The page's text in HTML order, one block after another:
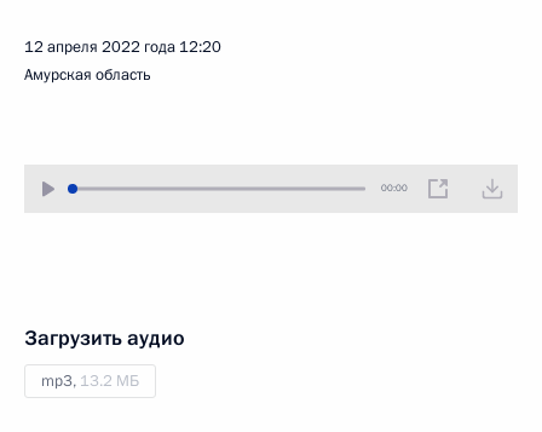
12 апреля 2022 года 12:20
Амурская область
00:00
Загрузить аудио
mp3, 13.2 МБ